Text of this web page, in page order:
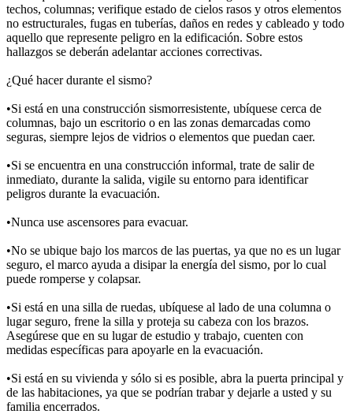
techos, columnas; verifique estado de cielos rasos y otros elementos
no estructurales, fugas en tuberías, daños en redes y cableado y todo
aquello que represente peligro en la edificación. Sobre estos
hallazgos se deberán adelantar acciones correctivas.
¿Qué hacer durante el sismo?
•Si está en una construcción sismorresistente, ubíquese cerca de
columnas, bajo un escritorio o en las zonas demarcadas como
seguras, siempre lejos de vidrios o elementos que puedan caer.
•Si se encuentra en una construcción informal, trate de salir de
inmediato, durante la salida, vigile su entorno para identificar
peligros durante la evacuación.
•Nunca use ascensores para evacuar.
•No se ubique bajo los marcos de las puertas, ya que no es un lugar
seguro, el marco ayuda a disipar la energía del sismo, por lo cual
puede romperse y colapsar.
•Si está en una silla de ruedas, ubíquese al lado de una columna o
lugar seguro, frene la silla y proteja su cabeza con los brazos.
Asegúrese que en su lugar de estudio y trabajo, cuenten con
medidas específicas para apoyarle en la evacuación.
•Si está en su vivienda y sólo si es posible, abra la puerta principal y
de las habitaciones, ya que se podrían trabar y dejarle a usted y su
familia encerrados.